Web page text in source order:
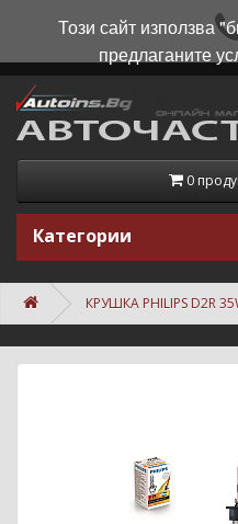
0
Категории
КРУШКА PHILIPS D2R
Този сайт използва
предлаганите